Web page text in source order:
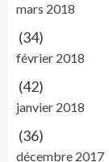
mars 2018
(34)
février 2018
(42)
janvier 2018
(36)
décembre 2017